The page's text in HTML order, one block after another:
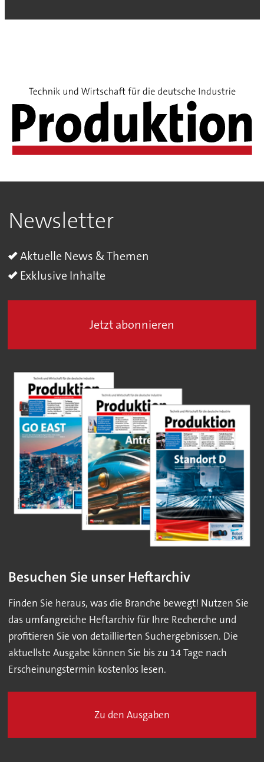
Newsletter
Aktuelle News & Themen
Exklusive Inhalte
Jetzt abonnieren
Besuchen Sie unser Heftarchiv
Finden Sie heraus, was die Branche bewegt! Nutzen Sie
das umfangreiche Heftarchiv für Ihre Recherche und
profitieren Sie von detaillierten Suchergebnissen. Die
aktuellste Ausgabe können Sie bis zu 14 Tage nach
Erscheinungstermin kostenlos lesen.
Zu den Ausgaben